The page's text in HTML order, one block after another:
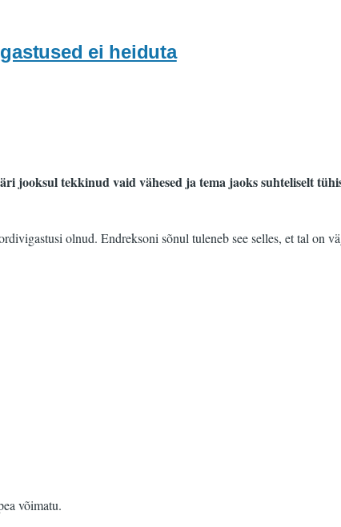
ei heiduta
tekkinud vaid vähesed ja tema jaoks suhteliselt
olnud. Endreksoni sõnul tuleneb see selles, et tal on
võimatu.